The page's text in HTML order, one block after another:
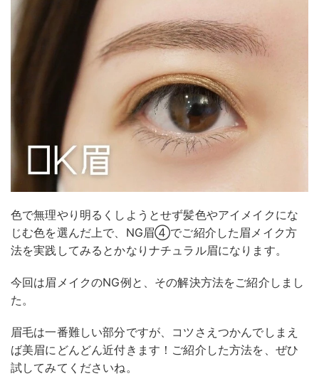
色で無理やり明るくしようとせず髪色やアイメイクにな
じむ色を選んだ上で、NG眉④でご紹介した眉メイク方
法を実践してみるとかなりナチュラル眉になります。
今回は眉メイクのNG例と、その解決方法をご紹介しまし
た。
眉毛は一番難しい部分ですが、コツさえつかんでしまえ
ば美眉にどんどん近付きます！ご紹介した方法を、ぜひ
試してみてくださいね。